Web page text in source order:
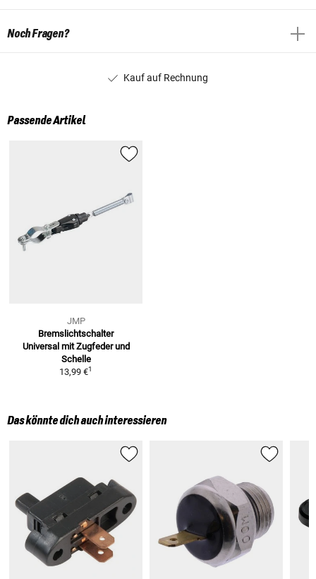
Noch Fragen?
Kauf auf Rechnung
Passende Artikel
JMP
Bremslichtschalter
Universal mit Zugfeder und
Schelle
13,99 €1
Das könnte dich auch interessieren